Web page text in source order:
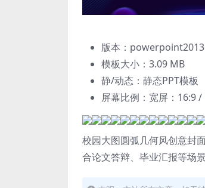
版本：powerpoint2013
模板大小： 3.09 MB
静/动态：静态PPT模板
屏幕比例：宽屏：16:9 /
校园大图圆弧几何风创意封
合论文答辩、毕业汇报等场